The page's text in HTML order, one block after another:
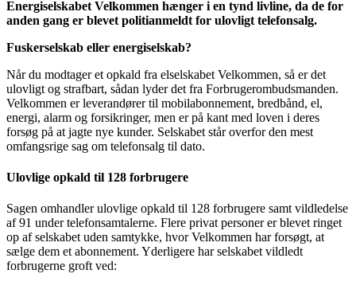
Energiselskabet Velkommen hænger i en tynd livline, da de for
anden gang er blevet politianmeldt for ulovligt telefonsalg.
Fuskerselskab eller energiselskab?
Når du modtager et opkald fra elselskabet Velkommen, så er det
ulovligt og strafbart, sådan lyder det fra Forbrugerombudsmanden.
Velkommen er leverandører til mobilabonnement, bredbånd, el,
energi, alarm og forsikringer, men er på kant med loven i deres
forsøg på at jagte nye kunder. Selskabet står overfor den mest
omfangsrige sag om telefonsalg til dato.
Ulovlige opkald til 128 forbrugere
Sagen omhandler ulovlige opkald til 128 forbrugere samt vildledelse
af 91 under telefonsamtalerne. Flere privat personer er blevet ringet
op af selskabet uden samtykke, hvor Velkommen har forsøgt, at
sælge dem et abonnement. Yderligere har selskabet vildledt
forbrugerne groft ved: